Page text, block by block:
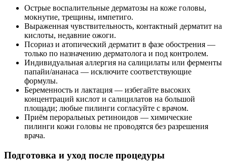
Острые воспалительные дерматозы на коже головы,
мокнутие, трещины, импетиго.
Выраженная чувствительность, контактный дерматит на
кислоты, недавние ожоги.
Псориаз и атопический дерматит в фазе обострения —
только по назначению дерматолога и под контролем.
Индивидуальная аллергия на салицилаты или ферменты
папайи/ананаса — исключите соответствующие
формулы.
Беременность и лактация — избегайте высоких
концентраций кислот и салицилатов на большой
площади; любые пилинги согласуйте с врачом.
Приём пероральных ретиноидов — химические
пилинги кожи головы не проводятся без разрешения
врача.
Подготовка и уход после процедуры